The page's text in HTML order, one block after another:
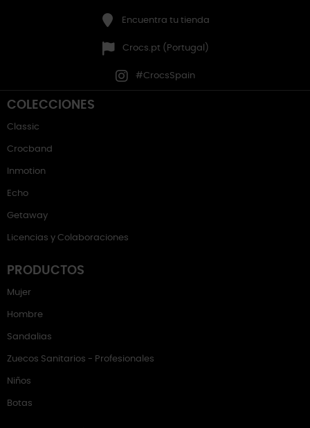
Encuentra tu tienda
Crocs.pt (Portugal)
#CrocsSpain
COLECCIONES
Classic
Crocband
Inmotion
Echo
Getaway
Licencias y Colaboraciones
PRODUCTOS
Mujer
Hombre
Sandalias
Zuecos Sanitarios - Profesionales
Niños
Botas